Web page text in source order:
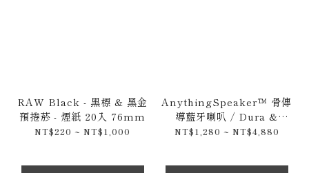
RAW Black - 黑標 & 黑金
預捲菸 - 煙紙 20入 76mm
NT$220 ~ NT$1,000
AnythingSpeaker™ 骨傳
導藍牙喇叭 / Dura &
Adin 簡配版本
NT$1,280 ~ NT$4,880